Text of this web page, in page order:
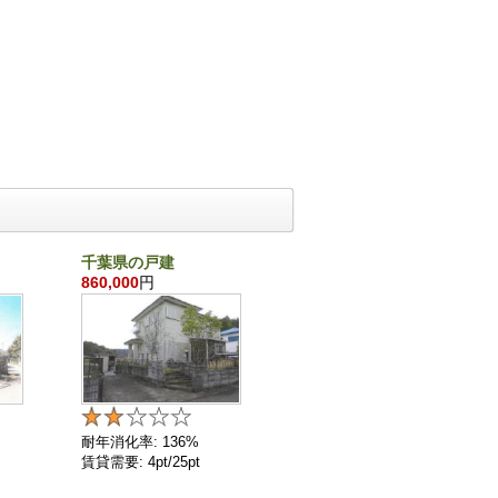
千葉県の戸建
860,000円
耐年消化率: 136%
賃貸需要: 4pt/25pt